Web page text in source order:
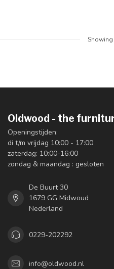
Showing
Oldwood - the
Openingstijden:
di t/m vrijdag 10:00 - 17:00
zaterdag: 10:00-16:00
zondag & maandag : gesloten
De Buurt 30
1679 GG Midwoud
Nederland
0229-202292
info@oldwood.nl